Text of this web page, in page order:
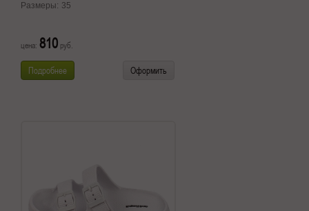
Размеры: 35
цена: 810 руб.
Подробнее Оформить